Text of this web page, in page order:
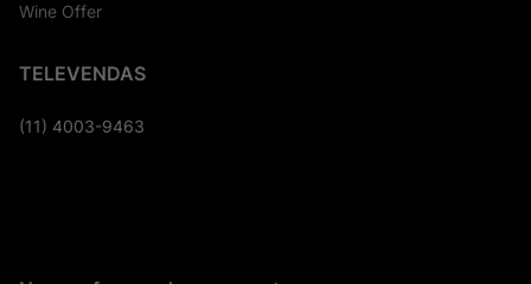
Wine Offer
TELEVENDAS
(11) 4003-9463